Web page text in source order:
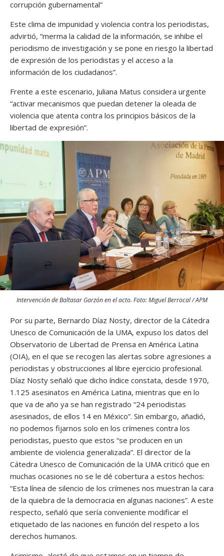
corrupción gubernamental”
Este clima de impunidad y violencia contra los periodistas,
advirtió, “merma la calidad de la información, se inhibe el
periodismo de investigación y se pone en riesgo la libertad
de expresión de los periodistas y el acceso a la
información de los ciudadanos”.
Frente a este escenario, Juliana Matus considera urgente
“activar mecanismos que puedan detener la oleada de
violencia que atenta contra los principios básicos de la
libertad de expresión”.
Intervención de Baltasar Garzón en el acto. Foto: Miguel Berrocal / APM
Por su parte, Bernardo Díaz Nosty, director de la Cátedra
Unesco de Comunicación de la UMA, expuso los datos del
Observatorio de Libertad de Prensa en América Latina
(OIA), en el que se recogen las alertas sobre agresiones a
periodistas y obstrucciones al libre ejercicio profesional.
Díaz Nosty señaló que dicho índice constata, desde 1970,
1.125 asesinatos en América Latina, mientras que en lo
que va de año ya se han registrado “24 periodistas
asesinados, de ellos 14 en México”. Sin embargo, añadió,
no podemos fijarnos solo en los crímenes contra los
periodistas, puesto que estos “se producen en un
ambiente de violencia generalizada”. El director de la
Cátedra Unesco de Comunicación de la UMA criticó que en
muchas ocasiones no se le dé cobertura a estos hechos:
“Esta línea de silencio de los crímenes nos muestran la cara
de la quiebra de la democracia en algunas naciones”. A este
respecto, señaló que sería conveniente modificar el
etiquetado de las naciones en función del respeto a los
derechos humanos.